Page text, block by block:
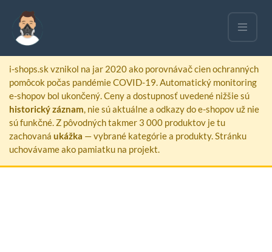
i-shops.sk vznikol na jar 2020 ako porovnávač cien ochranných
pomôcok počas pandémie COVID-19. Automatický monitoring
e-shopov bol ukončený. Ceny a dostupnosť uvedené nižšie sú
historický záznam , nie sú aktuálne a odkazy do e-shopov už nie
sú funkčné. Z pôvodných takmer 3 000 produktov je tu
zachovaná ukážka — vybrané kategórie a produkty. Stránku
uchovávame ako pamiatku na projekt.